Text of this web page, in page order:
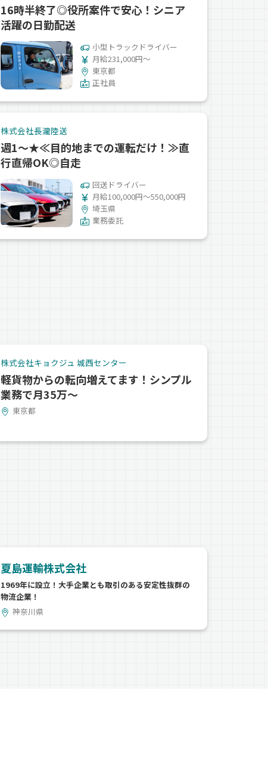
16時半終了◎役所案件で安心！シニア
活躍の日勤配送
小型トラックドライバー
月給231,000円～
東京都
正社員
株式会社長瀧陸送
週1～★≪目的地までの運転だけ！≫直
行直帰OK◎自走
回送ドライバー
月給100,000円～550,000円
埼玉県
業務委託
株式会社キョクジュ 城西センター
軽貨物からの転向増えてます！シンプル
業務で月35万～
東京都
夏島運輸株式会社
1969年に設立！大手企業とも取引のある安定性抜群の
物流企業！
神奈川県